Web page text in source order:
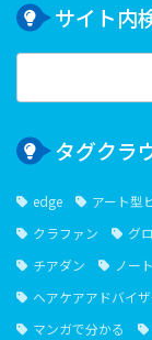
サイト内
検
タグクラ
edge アート型
クラファン
グ
チアダン
ノート
ヘアケアアドバイ
マンガで分かる